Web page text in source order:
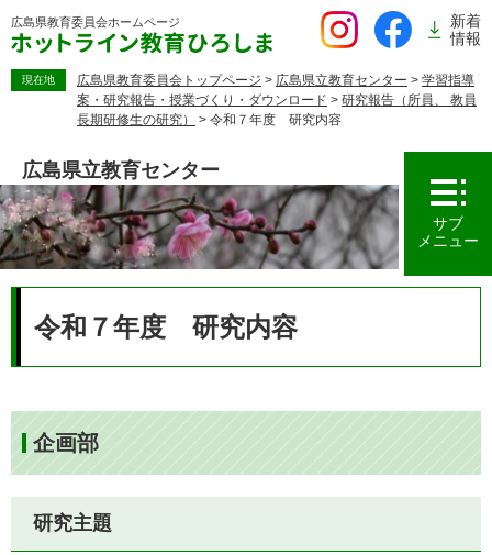
ー
す。
広島県教育委員会ホームページ
新着
情報
現在地 広島県教育委員会トップページ > 広島県立教育センター > 学習指導
案・研究報告・授業づくり・ダウンロード > 研究報告（所員、 教員
長期研修生の研究）
> 令和７年度 研究内容
広島県立教育センター
サブ
メニュー
令和７年度 研究内容
企画部
研究主題